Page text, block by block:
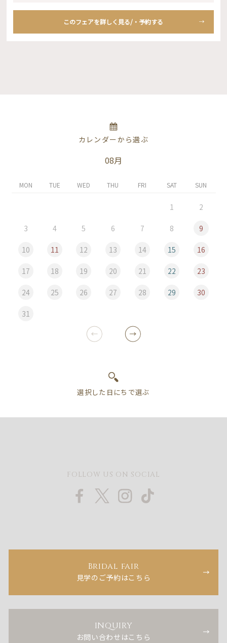
このフェアを詳しく見る/・予約する
カレンダーから選ぶ
08月
MON TUE WED THU FRI SAT SUN
1 2
3 4 5 6 7 8 9
10 11 12 13 14 15 16
17 18 19 20 21 22 23
24 25 26 27 28 29 30
31
FOLLOW US ON SOCIAL
Bridal fair
見学のご予約はこちら
INQUIRY
お問い合わせはこちら